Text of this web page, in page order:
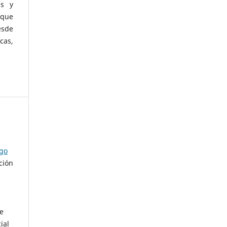
y